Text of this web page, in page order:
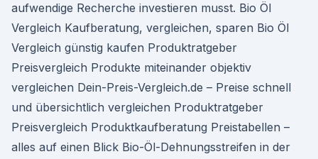
aufwendige Recherche investieren musst. Bio Öl
Vergleich Kaufberatung, vergleichen, sparen Bio Öl
Vergleich günstig kaufen Produktratgeber
Preisvergleich Produkte miteinander objektiv
vergleichen Dein-Preis-Vergleich.de – Preise schnell
und übersichtlich vergleichen Produktratgeber
Preisvergleich Produktkaufberatung Preistabellen –
alles auf einen Blick Bio-Öl-Dehnungsstreifen in der